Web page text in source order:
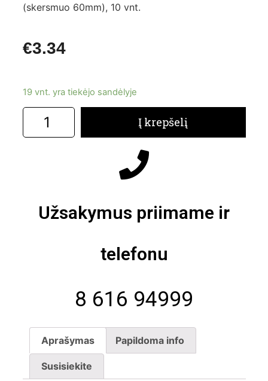
(skersmuo 60mm), 10 vnt.
€3.34
19 vnt. yra tiekėjo sandėlyje
Į krepšelį
Užsakymus priimame ir
telefonu
8 616 94999
Aprašymas Papildoma info
Susisiekite